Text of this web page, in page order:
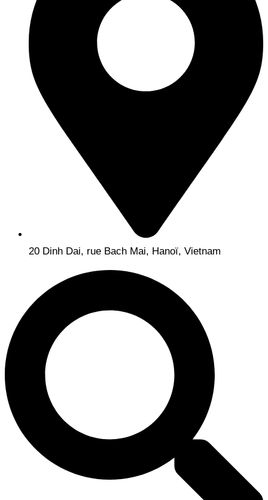
20 Dinh Dai, rue Bach Mai, Hanoï, Vietnam